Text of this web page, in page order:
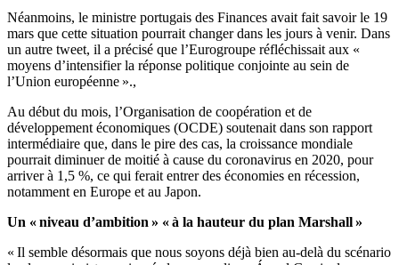
Néanmoins, le ministre portugais des Finances avait fait savoir le 19
mars que cette situation pourrait changer dans les jours à venir. Dans
un autre tweet, il a précisé que l’Eurogroupe réfléchissait aux «
moyens d’intensifier la réponse politique conjointe au sein de
l’Union européenne ».,
Au début du mois, l’Organisation de coopération et de
développement économiques (OCDE) soutenait dans son rapport
intermédiaire que, dans le pire des cas, la croissance mondiale
pourrait diminuer de moitié à cause du coronavirus en 2020, pour
arriver à 1,5 %, ce qui ferait entrer des économies en récession,
notamment en Europe et au Japon.
Un « niveau d’ambition » « à la hauteur du plan Marshall »
« Il semble désormais que nous soyons déjà bien au-delà du scénario